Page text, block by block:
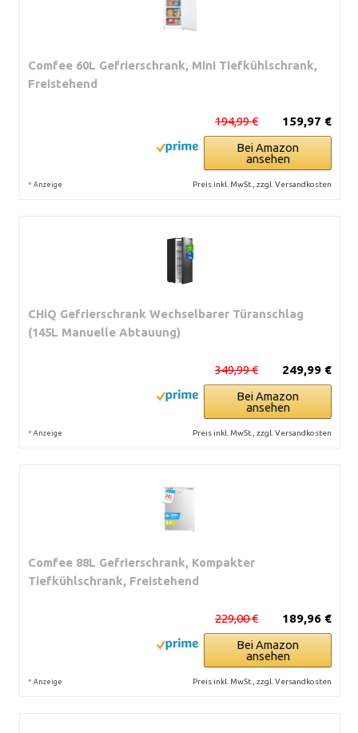
Comfee 60L Gefrierschrank, Mini Tiefkühlschrank,
Freistehend
159,97 €
194,99 €
Bei Amazon
ansehen
* Anzeige Preis inkl. MwSt., zzgl. Versandkosten
CHiQ Gefrierschrank Wechselbarer Türanschlag
(145L Manuelle Abtauung)
249,99 €
349,99 €
Bei Amazon
ansehen
* Anzeige Preis inkl. MwSt., zzgl. Versandkosten
Comfee 88L Gefrierschrank, Kompakter
Tiefkühlschrank, Freistehend
189,96 €
229,00 €
Bei Amazon
ansehen
* Anzeige Preis inkl. MwSt., zzgl. Versandkosten